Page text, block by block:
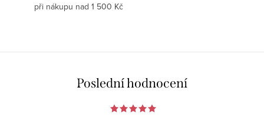
při nákupu nad 1 500 Kč
Poslední hodnocení